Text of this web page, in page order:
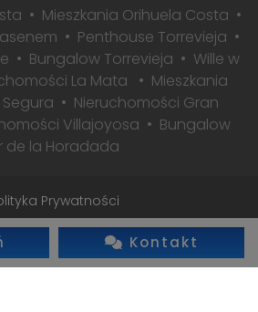
Mieszkania Orihuela Costa
Penthouse Torrevieja
Bungalow Torrevieja
Wille w
La Mata
Mieszkania
Nieruchomości Gran
Villajoyosa
Bungalow
de la Horadada
Prywatności
prawa zastrzeżone
Kontakt